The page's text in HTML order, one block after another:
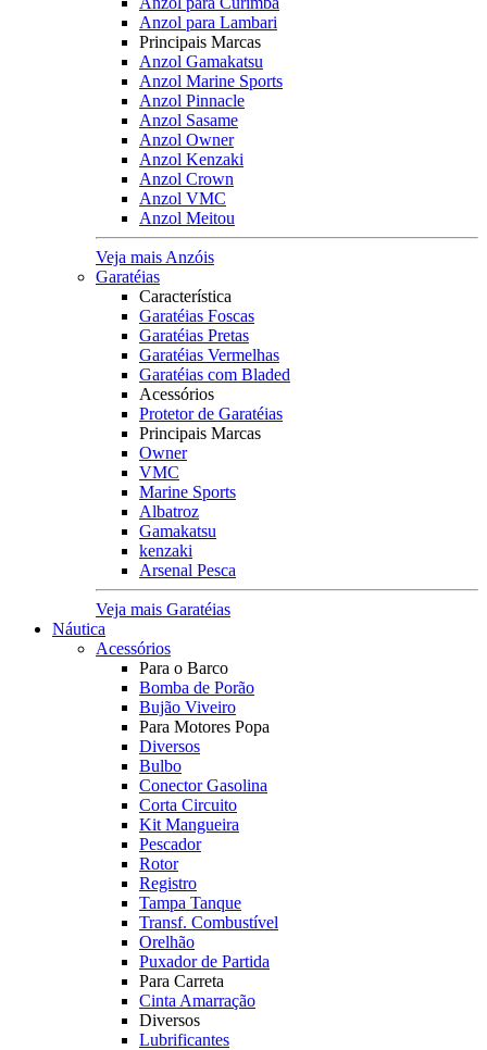
Anzol para Lambari
Principais Marcas
Anzol Gamakatsu
Anzol Marine Sports
Anzol Pinnacle
Anzol Sasame
Anzol Owner
Anzol Kenzaki
Anzol Crown
Anzol VMC
Anzol Meitou
Veja mais Anzóis
Garatéias
Característica
Garatéias Foscas
Garatéias Pretas
Garatéias Vermelhas
Garatéias com Bladed
Acessórios
Protetor de Garatéias
Principais Marcas
Owner
VMC
Marine Sports
Albatroz
Gamakatsu
kenzaki
Arsenal Pesca
Veja mais Garatéias
Náutica
Acessórios
Para o Barco
Bomba de Porão
Bujão Viveiro
Para Motores Popa
Diversos
Bulbo
Conector Gasolina
Corta Circuito
Kit Mangueira
Pescador
Rotor
Registro
Tampa Tanque
Transf. Combustível
Orelhão
Puxador de Partida
Para Carreta
Cinta Amarração
Diversos
Lubrificantes